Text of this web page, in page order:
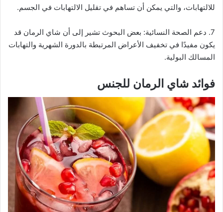
للالتهابات، والتي يمكن أن تساهم في تقليل الالتهابات في الجسم.
7. دعم الصحة النسائية: بعض البحوث تشير إلى أن شاي الرمان قد
يكون مفيدًا في تخفيف الأعراض المرتبطة بالدورة الشهرية والتهابات
المسالك البولية.
فوائد شاي الرمان للجنس